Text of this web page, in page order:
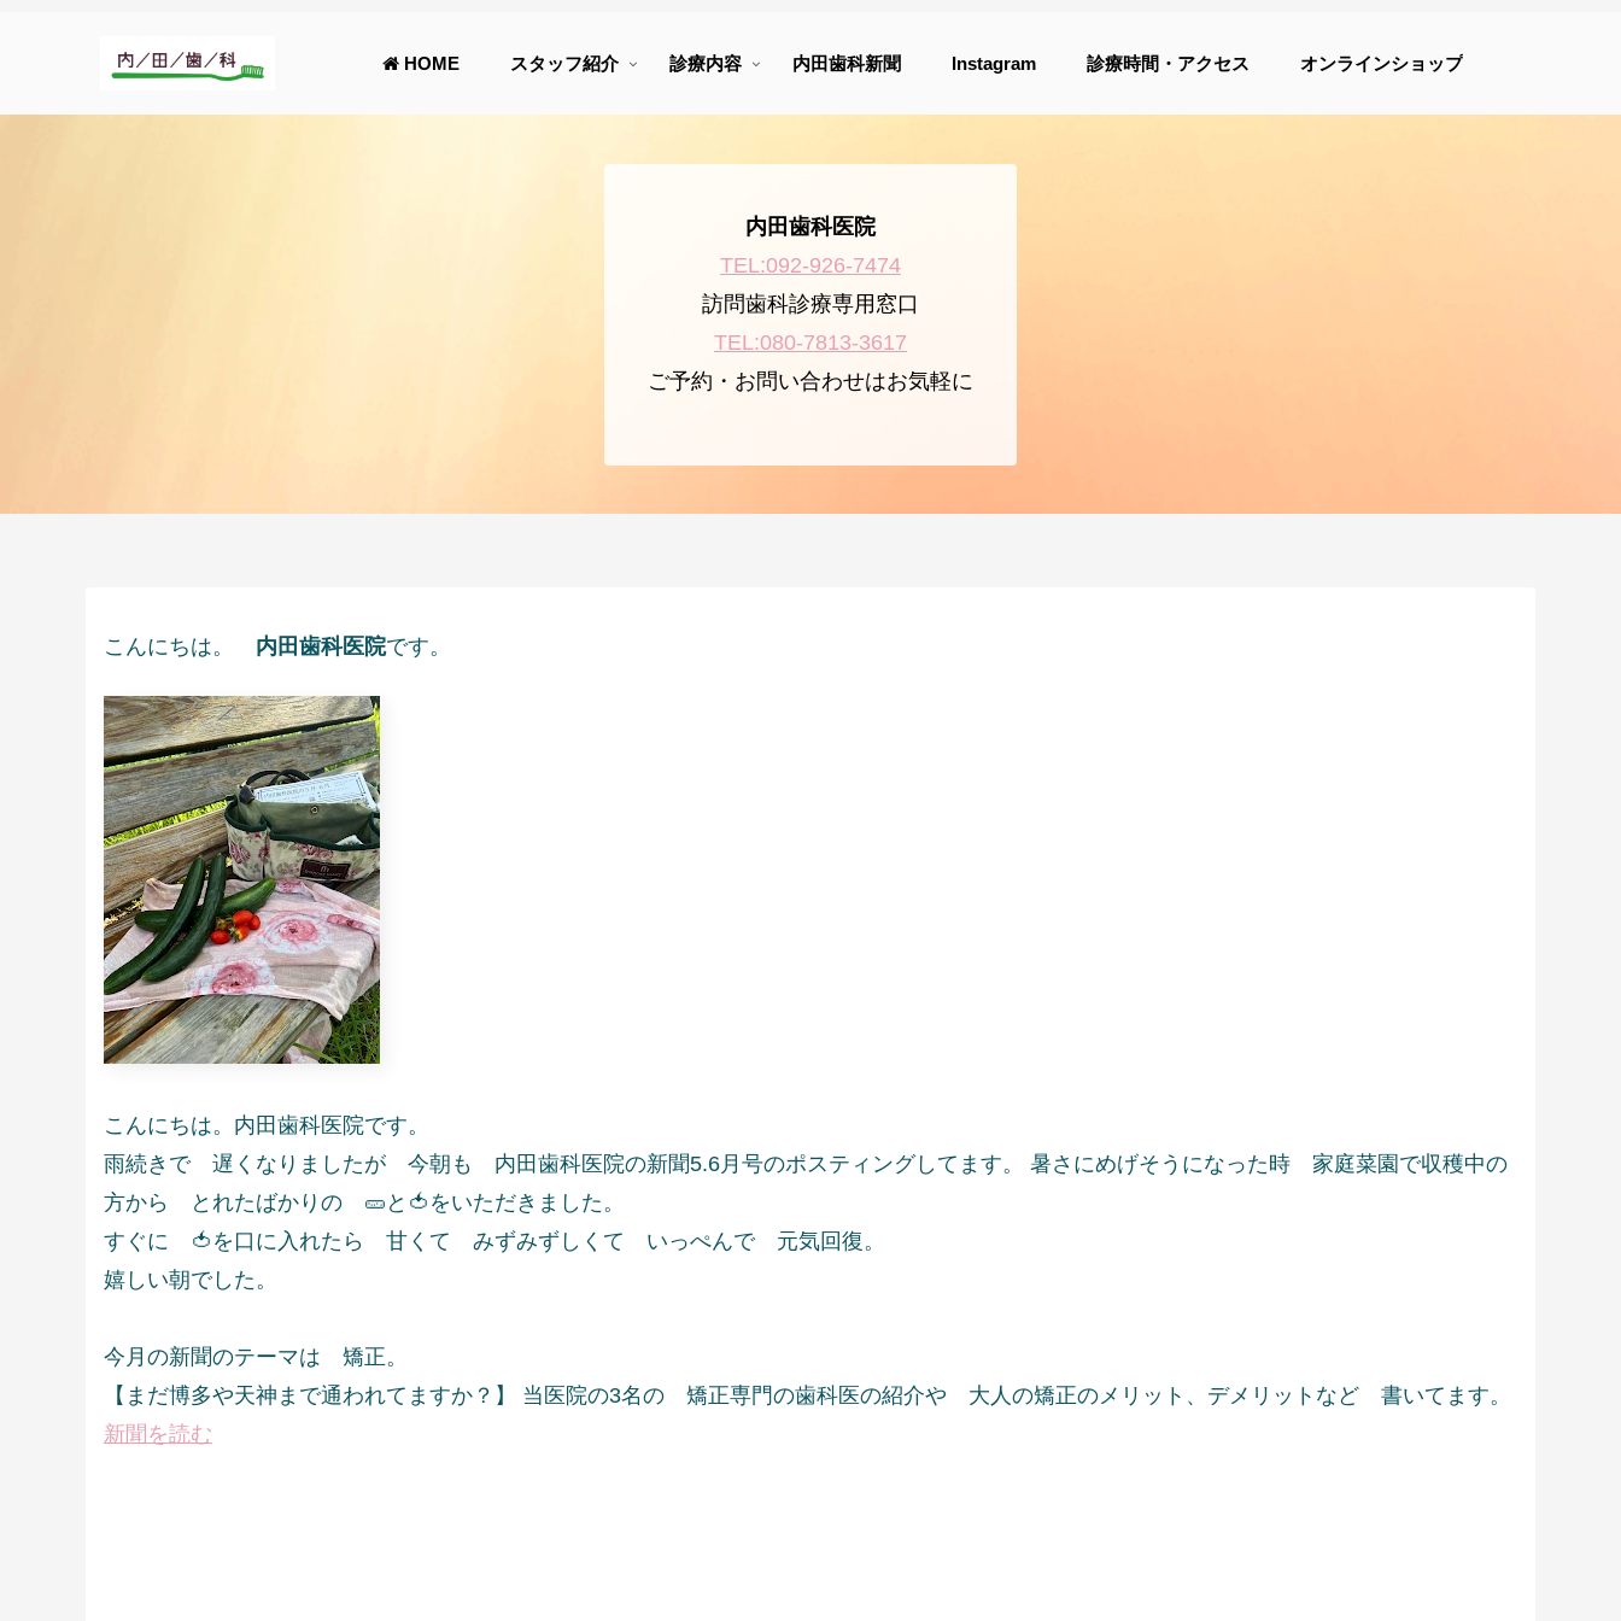
HOME スタッフ紹介 診療内容 内田歯科新聞 Instagram 診療時間・アクセス オンラインショップ
内田歯科医院
TEL:092-926-7474
訪問歯科診療専用窓口
TEL:080-7813-3617
ご予約・お問い合わせはお気軽に
こんにちは。 内田歯科医院です。
こんにちは。内田歯科医院です。
雨続きで 遅くなりましたが 今朝も 内田歯科医院の新聞5.6月号のポスティングしてます。 暑さにめげそうになった時 家庭菜園で収穫中の
方から とれたばかりの 🥒と🍅をいただきました。
すぐに 🍅を口に入れたら 甘くて みずみずしくて いっぺんで 元気回復。
嬉しい朝でした。
今月の新聞のテーマは 矯正。
【まだ博多や天神まで通われてますか？】 当医院の3名の 矯正専門の歯科医の紹介や 大人の矯正のメリット、デメリットなど 書いてます。
新聞を読む